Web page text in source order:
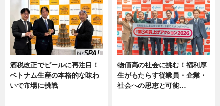
酒税改正でビールに再注目！
ベトナム生産の本格的な味わ
いで市場に挑戦
物価高の社会に挑む！福利厚
生がもたらす従業員・企業・
社会への恩恵と可能…